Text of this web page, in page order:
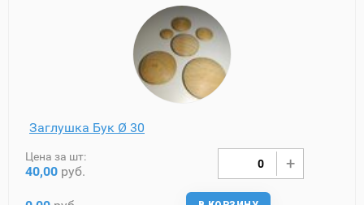
Заглушка Бук Ø 30
Цена за шт:
40,00 руб.